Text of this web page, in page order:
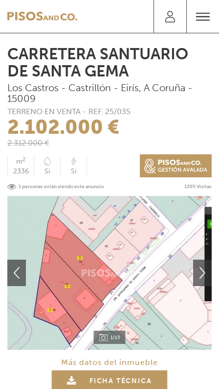
CARRETERA SANTUARIO
DE SANTA GEMA
Los Castros - Castrillón - Eirís, A Coruña -
15009
TERRENO EN VENTA - REF. 25/035
2.102.000 €
2.312.000 €
m2
2336 Si Si
1 personas están viendo este anuncio 1395 Visitas
1/15
Más datos del inmueble
FICHA TÉCNICA